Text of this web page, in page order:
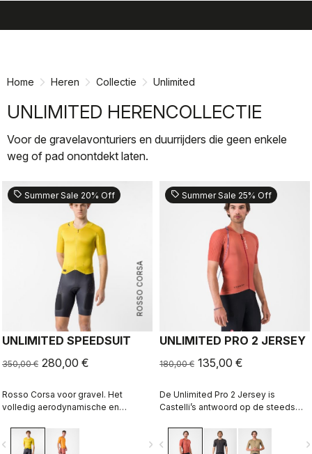
Home Heren Collectie Unlimited
UNLIMITED HERENCOLLECTIE
Voor de gravelavonturiers en duurrijders die geen enkele
weg of pad onontdekt laten.
ROSSO CORSA
sell Summer Sale 20% Off
UNLIMITED SPEEDSUIT
350,00 € 280,00 €
Rosso Corsa voor gravel. Het
volledig aerodynamische en
navigate_next
sell Summer Sale 25% Off
UNLIMITED PRO 2 JERSEY
180,00 € 135,00 €
De Unlimited Pro 2 Jersey is
Castelli’s antwoord op de steeds
op zoek zijn naar elk
prestatievoordeel, zonder de ziel
navigate_before